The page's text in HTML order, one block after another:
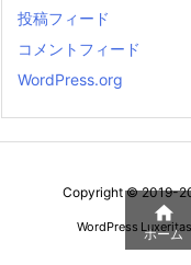
投稿フィード
コメントフィード
WordPress.org
Copyright ©2019-
WordPress

ホーム